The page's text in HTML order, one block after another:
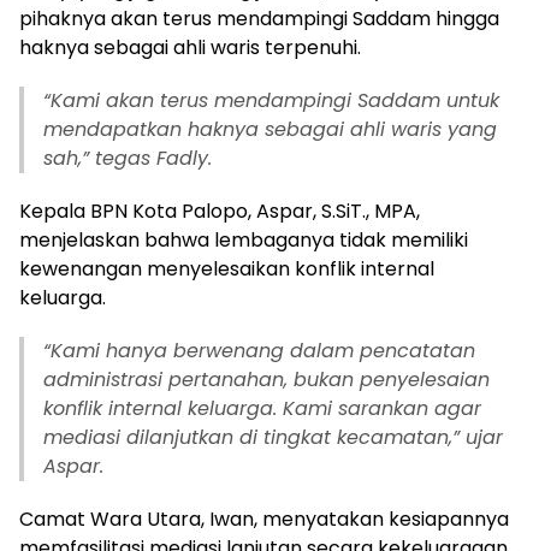
pihaknya akan terus mendampingi Saddam hingga
haknya sebagai ahli waris terpenuhi.
“Kami akan terus mendampingi Saddam untuk
mendapatkan haknya sebagai ahli waris yang
sah,” tegas Fadly.
Kepala BPN Kota Palopo, Aspar, S.SiT., MPA,
menjelaskan bahwa lembaganya tidak memiliki
kewenangan menyelesaikan konflik internal
keluarga.
“Kami hanya berwenang dalam pencatatan
administrasi pertanahan, bukan penyelesaian
konflik internal keluarga. Kami sarankan agar
mediasi dilanjutkan di tingkat kecamatan,” ujar
Aspar.
Camat Wara Utara, Iwan, menyatakan kesiapannya